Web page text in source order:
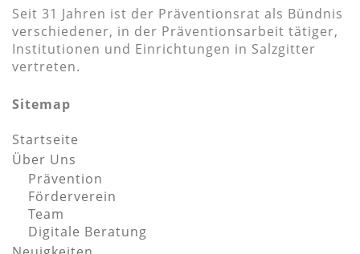
Seit 31 Jahren ist der Präventionsrat als Bündnis
verschiedener, in der Präventionsarbeit tätiger,
Institutionen und Einrichtungen in Salzgitter
vertreten.
Sitemap
Startseite
Über Uns
Prävention
Förderverein
Team
Digitale Beratung